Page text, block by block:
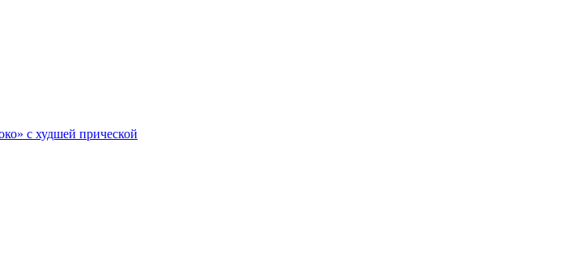
с худшей прической